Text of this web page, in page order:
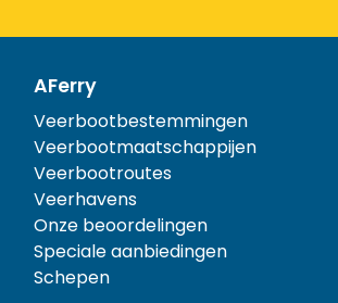
AFerry
Veerbootbestemmingen
Veerbootmaatschappijen
Veerbootroutes
Veerhavens
Onze beoordelingen
Speciale aanbiedingen
Schepen